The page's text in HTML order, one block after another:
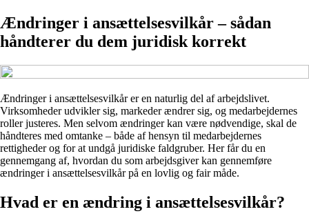
Ændringer i ansættelsesvilkår – sådan
håndterer du dem juridisk korrekt
Ændringer i ansættelsesvilkår er en naturlig del af arbejdslivet.
Virksomheder udvikler sig, markeder ændrer sig, og medarbejdernes
roller justeres. Men selvom ændringer kan være nødvendige, skal de
håndteres med omtanke – både af hensyn til medarbejdernes
rettigheder og for at undgå juridiske faldgruber. Her får du en
gennemgang af, hvordan du som arbejdsgiver kan gennemføre
ændringer i ansættelsesvilkår på en lovlig og fair måde.
Hvad er en ændring i ansættelsesvilkår?